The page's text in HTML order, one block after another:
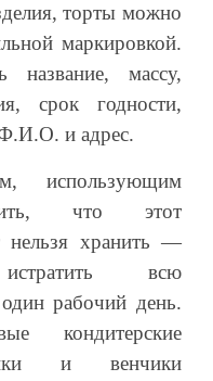
торты можно
маркировкой.
название, массу,
срок годности,
Ф.И.О. и адрес.
использующим
что этот
нельзя хранить —
всю
рабочий день.
кондитерские
и венчики